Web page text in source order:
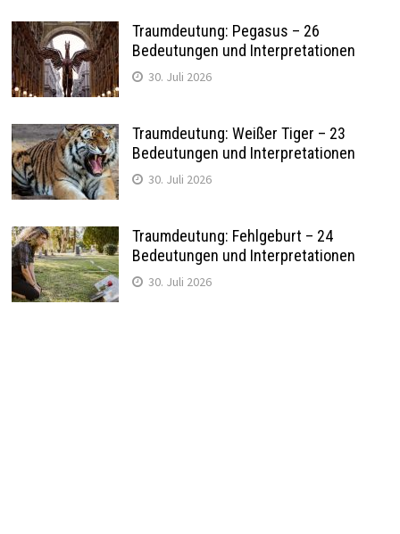
Traumdeutung: Pegasus – 26
Bedeutungen und Interpretationen
30. Juli 2026
Traumdeutung: Weißer Tiger – 23
Bedeutungen und Interpretationen
30. Juli 2026
Traumdeutung: Fehlgeburt – 24
Bedeutungen und Interpretationen
30. Juli 2026